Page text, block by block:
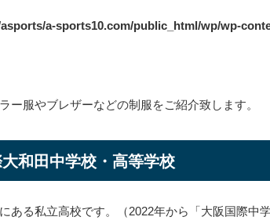
a-sports10.com/public_html/wp/wp-
ー服やブレザーなどの制服をご紹介致します。
和田中学校・高等学校
ある私立高校です。（2022年から「大阪国際中